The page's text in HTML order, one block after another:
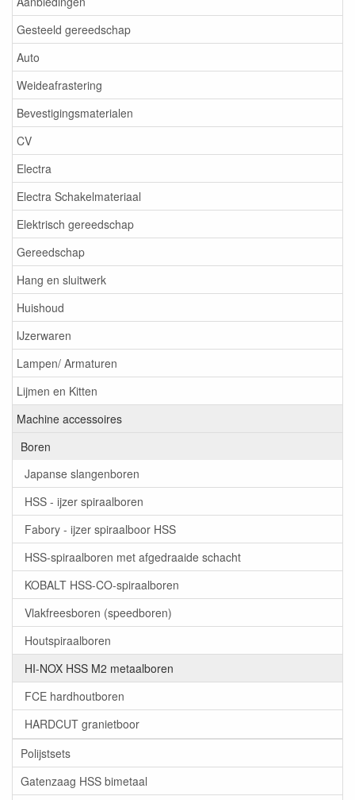
Gesteeld gereedschap
Auto
Weideafrastering
Bevestigingsmaterialen
CV
Electra
Electra Schakelmateriaal
Elektrisch gereedschap
Gereedschap
Hang en sluitwerk
Huishoud
IJzerwaren
Lampen/ Armaturen
Lijmen en Kitten
Machine accessoires
Boren
Japanse slangenboren
HSS - ijzer spiraalboren
Fabory - ijzer spiraalboor HSS
HSS-spiraalboren met afgedraaide schacht
KOBALT HSS-CO-spiraalboren
Vlakfreesboren (speedboren)
Houtspiraalboren
HI-NOX HSS M2 metaalboren
FCE hardhoutboren
HARDCUT granietboor
Polijstsets
Gatenzaag HSS bimetaal